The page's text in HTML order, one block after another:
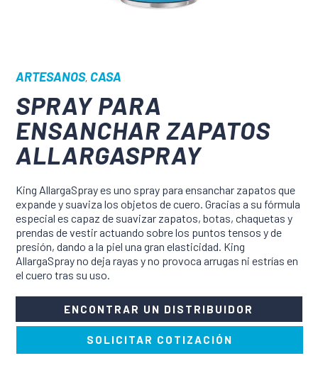
ARTESANOS, CASA
SPRAY PARA
ENSANCHAR ZAPATOS
ALLARGASPRAY
King AllargaSpray es uno spray para ensanchar zapatos que
expande y suaviza los objetos de cuero. Gracias a su fórmula
especial es capaz de suavizar zapatos, botas, chaquetas y
prendas de vestir actuando sobre los puntos tensos y de
presión, dando a la piel una gran elasticidad. King
AllargaSpray no deja rayas y no provoca arrugas ni estrías en
el cuero tras su uso.
ENCONTRAR UN DISTRIBUIDOR
SOLICITAR COTIZACIÓN